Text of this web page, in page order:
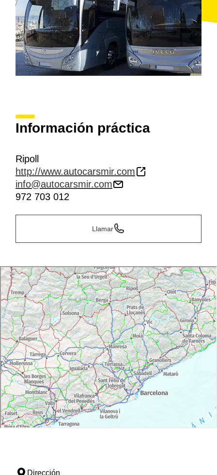
Información práctica
Ripoll
http://www.autocarsmir.com
info@autocarsmir.com
972 703 012
Llamar
Dirección